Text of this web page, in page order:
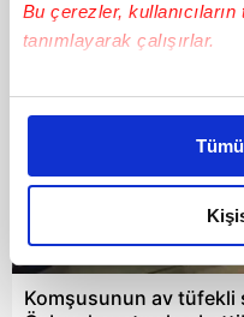
Bu çerezler, kullanıcıların
tanımlayarak çalışırlar.
Bu çerezlere izin
daha iyi reklam deneyimi
amacımızın size daha
olduğunu ve sizlere en iyi
elimizden gelen çabayı
reklamların
kalemimiz olduğunu
00:58
Komşusunun av tüfekli